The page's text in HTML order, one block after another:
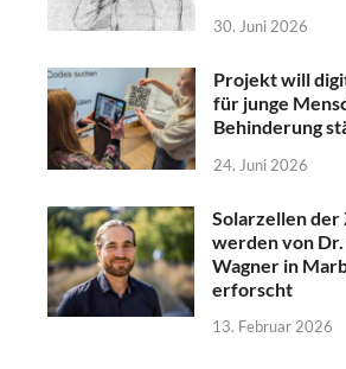
30. Juni 2026
Projekt will
für junge
Behinderung
24. Juni 2026
Solarzellen
werden von Dr.
Wagner in
erforscht
13. Februar 2026